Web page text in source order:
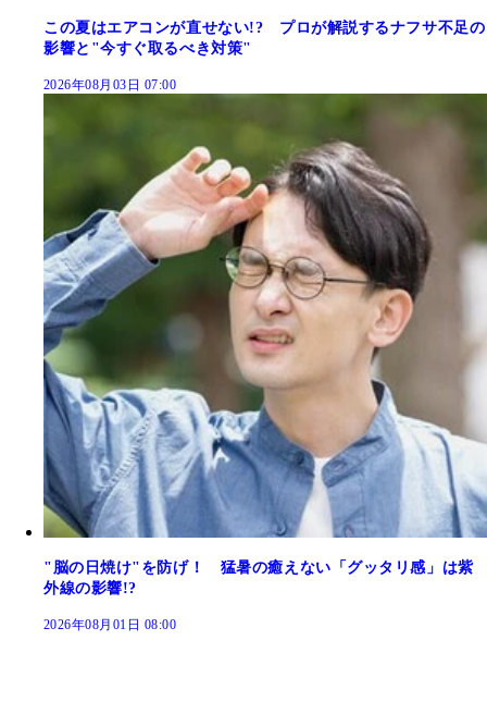
この夏はエアコンが直せない!? プロが解説するナフサ不足の
影響と"今すぐ取るべき対策"
2026年08月03日 07:00
"脳の日焼け"を防げ！ 猛暑の癒えない「グッタリ感」は紫
外線の影響!?
2026年08月01日 08:00